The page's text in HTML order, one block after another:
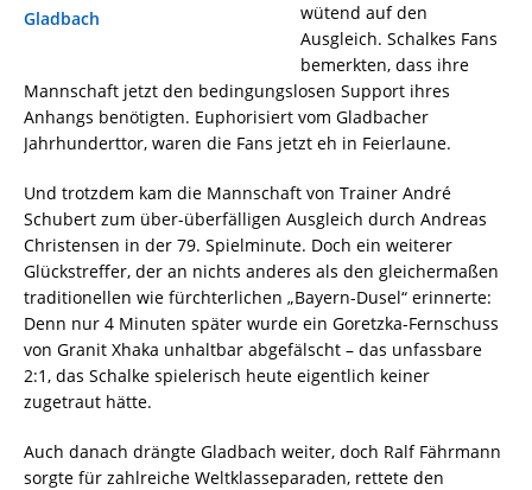
wütend auf den
Ausgleich. Schalkes Fans
bemerkten, dass ihre
Mannschaft jetzt den bedingungslosen Support ihres
Anhangs benötigten. Euphorisiert vom Gladbacher
Jahrhunderttor, waren die Fans jetzt eh in Feierlaune.
Und trotzdem kam die Mannschaft von Trainer André
Schubert zum über-überfälligen Ausgleich durch Andreas
Christensen in der 79. Spielminute. Doch ein weiterer
Glückstreffer, der an nichts anderes als den gleichermaßen
traditionellen wie fürchterlichen „Bayern-Dusel“ erinnerte:
Denn nur 4 Minuten später wurde ein Goretzka-Fernschuss
von Granit Xhaka unhaltbar abgefälscht – das unfassbare
2:1, das Schalke spielerisch heute eigentlich keiner
zugetraut hätte.
Auch danach drängte Gladbach weiter, doch Ralf Fährmann
sorgte für zahlreiche Weltklasseparaden, rettete den